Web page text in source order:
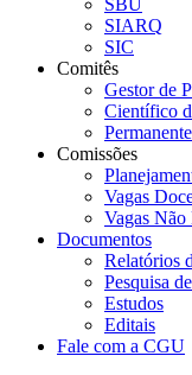
SBU
SIARQ
SIC
Comitês
Gestor de
Científico
Comissões
Vagas
Vagas
Documentos
Relatórios
Pesquisa
Estudos
Editais
Fale com a CGU